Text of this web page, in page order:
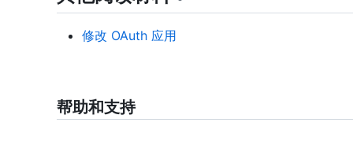
修改 OAuth 应用
帮助和支持